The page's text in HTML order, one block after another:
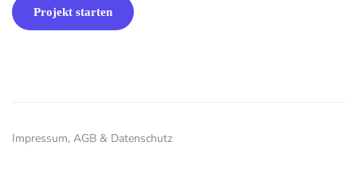
Projekt starten
Impressum, AGB & Datenschutz